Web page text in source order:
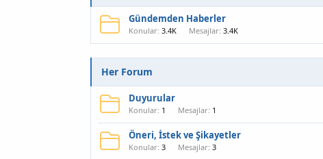
Gündemden Haberler
Konular 3.4K Mesajlar 3.4K
Her Forum
Duyurular
Konular 1 Mesajlar 1
Öneri, İstek ve Şikayetler
Konular 3 Mesajlar 3